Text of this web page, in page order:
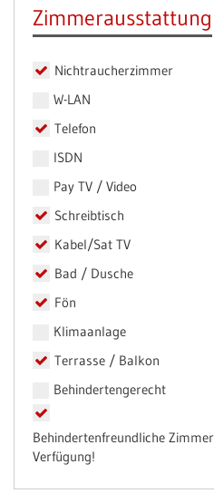
Zimmerausstattung
Nichtraucherzimmer
W-LAN
Telefon
ISDN
Pay TV / Video
Schreibtisch
Kabel/Sat TV
Bad / Dusche
Fön
Klimaanlage
Terrasse / Balkon
Behindertengerecht
Behindertenfreundliche
Verfügung!